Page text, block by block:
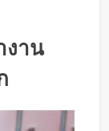
งาน